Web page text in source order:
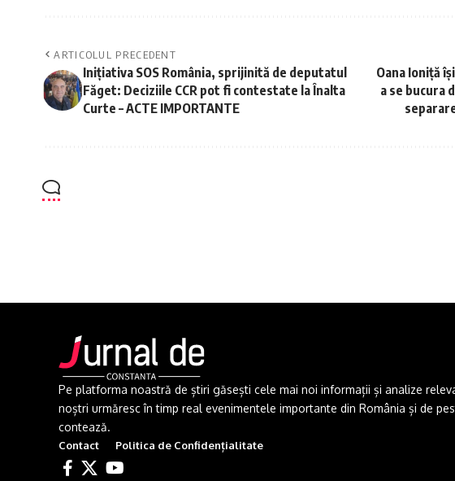
ARTICOLUL PRECEDENT
Inițiativa SOS România, sprijinită de deputatul
Făget: Deciziile CCR pot fi contestate la Înalta
Curte – ACTE IMPORTANTE
Oana Ioniță
a se bucura
Pe platforma noastră de știri găsești cele mai noi informații și analize
noștri urmăresc în timp real evenimentele importante din România și de
contează.
Contact Politica de Confidențialitate